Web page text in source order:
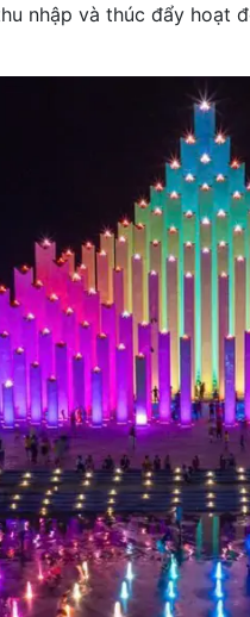
nhập và thúc đẩy hoạt